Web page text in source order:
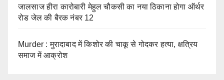
जालसाज हीरा कारोबारी मेहुल चौकसी का नया ठिकाना होगा ऑर्थर
रोड जेल की बैरक नंबर 12
Murder : मुरादाबाद में किशोर की चाकू से गोदकर हत्या, क्षत्रिय
समाज में आक्रोश